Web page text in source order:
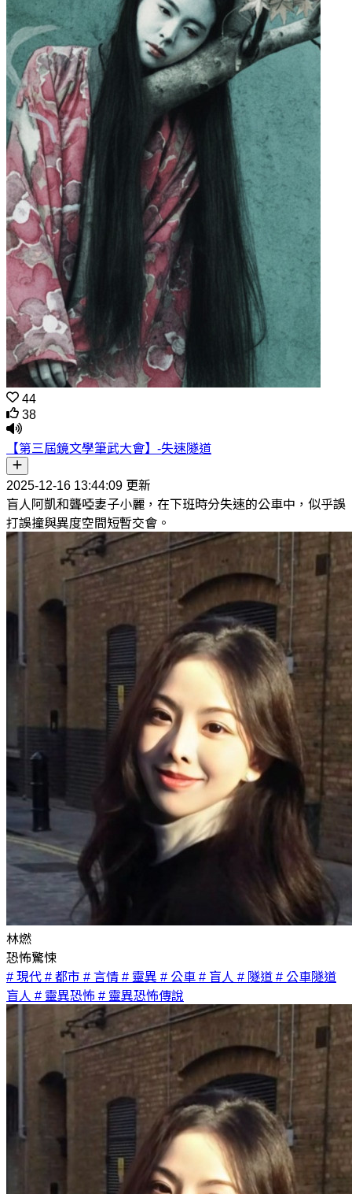
44
38
【第三屆鏡文學筆武大會】-失速隧道
2025-12-16 13:44:09 更新
盲人阿凱和聾啞妻子小麗，在下班時分失速的公車中，似乎誤
打誤撞與異度空間短暫交會。
林燃
恐怖驚悚
# 現代 # 都市 # 言情 # 靈異 # 公車 # 盲人 # 隧道 # 公車隧道
盲人 # 靈異恐怖 # 靈異恐怖傳說